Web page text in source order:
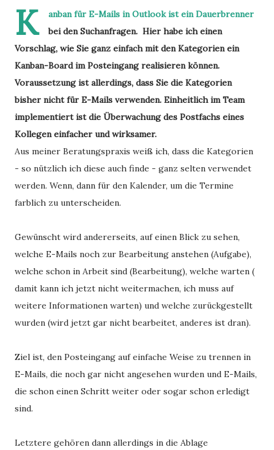
K
anban für E-Mails in Outlook ist ein Dauerbrenner
bei den Suchanfragen. Hier habe ich einen
Vorschlag, wie Sie ganz einfach mit den Kategorien ein
Kanban-Board im Posteingang realisieren können.
Voraussetzung ist allerdings, dass Sie die Kategorien
bisher nicht für E-Mails verwenden. Einheitlich im Team
implementiert ist die Überwachung des Postfachs eines
Kollegen einfacher und wirksamer.
Aus meiner Beratungspraxis weiß ich, dass die Kategorien
- so nützlich ich diese auch finde - ganz selten verwendet
werden. Wenn, dann für den Kalender, um die Termine
farblich zu unterscheiden.
Gewünscht wird andererseits, auf einen Blick zu sehen,
welche E-Mails noch zur Bearbeitung anstehen (Aufgabe),
welche schon in Arbeit sind (Bearbeitung), welche warten (
damit kann ich jetzt nicht weitermachen, ich muss auf
weitere Informationen warten) und welche zurückgestellt
wurden (wird jetzt gar nicht bearbeitet, anderes ist dran).
Ziel ist, den Posteingang auf einfache Weise zu trennen in
E-Mails, die noch gar nicht angesehen wurden und E-Mails,
die schon einen Schritt weiter oder sogar schon erledigt
sind.
Letztere gehören dann allerdings in die Ablage